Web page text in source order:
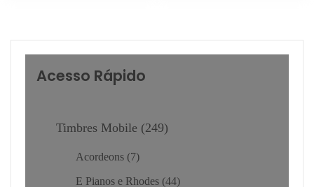
Acesso Rápido
Timbres Mobile 249
Acordeons 7
E Pianos e Rhodes 44